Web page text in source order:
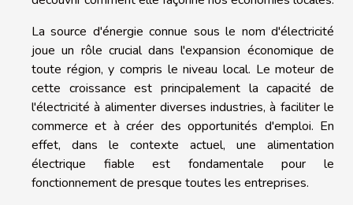
La source d'énergie connue sous le nom d'électricité
joue un rôle crucial dans l'expansion économique de
toute région, y compris le niveau local. Le moteur de
cette croissance est principalement la capacité de
l'électricité à alimenter diverses industries, à faciliter le
commerce et à créer des opportunités d'emploi. En
effet, dans le contexte actuel, une alimentation
électrique fiable est fondamentale pour le
fonctionnement de presque toutes les entreprises.